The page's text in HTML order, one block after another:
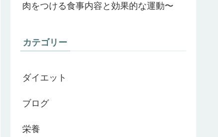
肉をつける食事内容と効果的な運動〜
カテゴリー
ダイエット
ブログ
栄養